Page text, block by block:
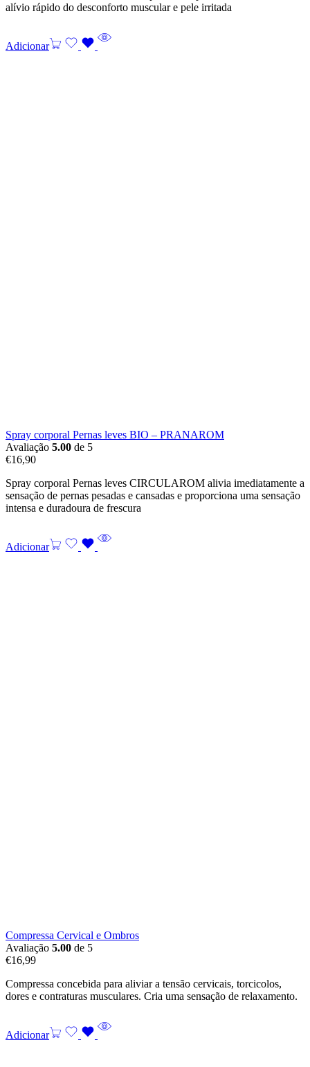
alívio rápido do desconforto muscular e pele irritada
Adicionar
Spray corporal Pernas leves BIO – PRANAROM
Avaliação 5.00 de 5
€16,90
Spray corporal Pernas leves CIRCULAROM alivia imediatamente a
sensação de pernas pesadas e cansadas e proporciona uma sensação
intensa e duradoura de frescura
Adicionar
Compressa Cervical e Ombros
Avaliação 5.00 de 5
€16,99
Compressa concebida para aliviar a tensão cervicais, torcicolos,
dores e contraturas musculares. Cria uma sensação de relaxamento.
Adicionar